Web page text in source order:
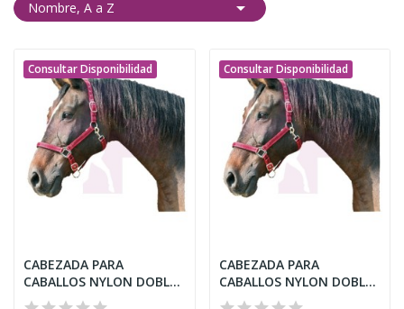
Nombre, A a Z 
Consultar Disponibilidad
CABEZADA PARA
CABALLOS NYLON DOBLE
GRANAJE,...
Consultar Disponibilidad
CABEZADA PARA
CABALLOS NYLON DOBLE
GRANAJE,...